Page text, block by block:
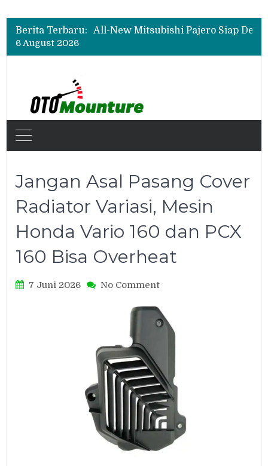
Berita Terbaru:
All-New Mitsubishi Pajero Siap Debut, Usung Kemampuan Off-Road Lebih Tangguh
Wuling Tambah Varian New Cloud EV SE, Harga Mulai Rp299 Juta
6 August 2026
Jangan Asal Pasang Cover
Radiator Variasi, Mesin
Honda Vario 160 dan PCX
160 Bisa Overheat
7 Juni 2026 No Commenton
Asal
Pasang
Cover
Mesin
Honda
Vario
160
dan
PCX
160